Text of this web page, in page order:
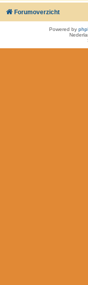
Forumoverzicht
Powered by